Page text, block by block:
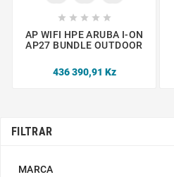
    
AP WIFI HPE ARUBA I-ON
AP27 BUNDLE OUTDOOR
436 390,91 Kz
FILTRAR
MARCA